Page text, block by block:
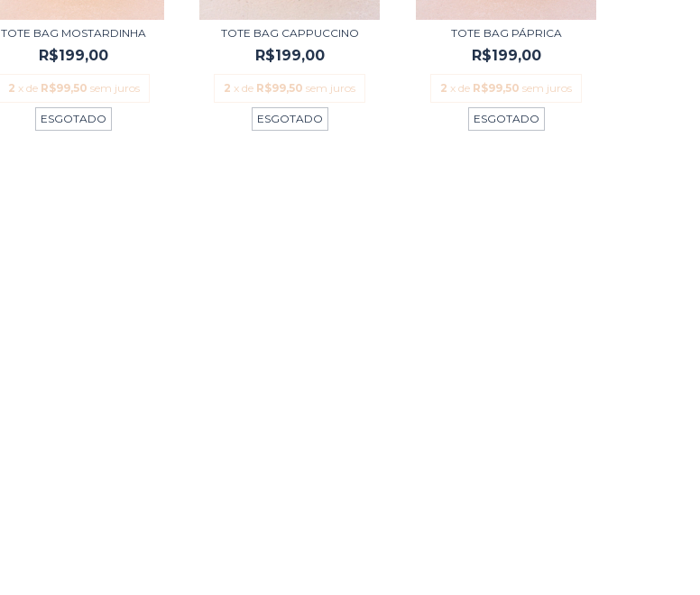
TOTE BAG MOSTARDINHA
R$199,00
2 x de R$99,50 sem juros
ESGOTADO
TOTE BAG CAPPUCCINO
R$199,00
2 x de R$99,50 sem juros
ESGOTADO
TOTE BAG PÁPRICA
R$199,00
2 x de R$99,50 sem juros
ESGOTADO